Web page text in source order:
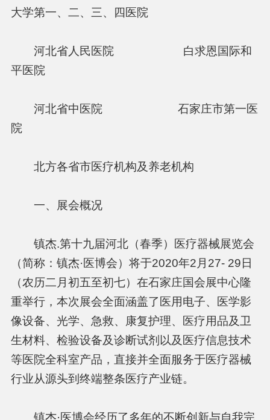
大学第一、二、三、四医院
河北省人民医院 白求恩国际和
平医院
河北省中医院 石家庄市第一医
院
北方各省市医疗机构及养老机构
一、展会概况
镇杰.第十九届河北（春季）医疗器械展览会
（简称：镇杰·医博会）将于2020年2月27- 29日
（农历二月初五至初七）在石家庄国会展中心隆
重举行，本次展会全面涵盖了医用电子、医学影
像设备、光学、急救、康复护理、医疗用品及卫
生材料、检验设备及诊断试剂以及医疗信息技术
等医院全科室产品，直接并全面服务于医疗器械
行业从源头到终端整条医疗产业链。
镇杰·医博会经历了多年的不断创新与自我完